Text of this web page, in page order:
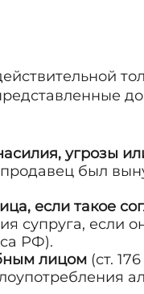
угрозы
был
если такое
супруга, если
РФ).
лицом (ст.